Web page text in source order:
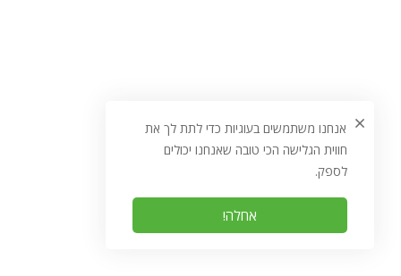
אנחנו משתמשים בעוגיות כדי לתת לך את
חווית הגלישה הכי טובה שאנחנו יכולים
לספק.
אחלה!